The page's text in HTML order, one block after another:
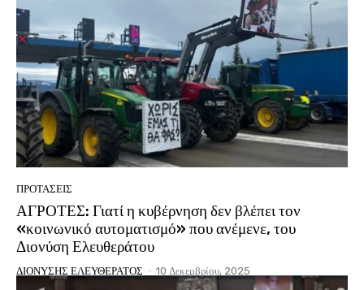
ΠΡΟΤΑΣΕΙΣ
ΑΓΡΟΤΕΣ: Γιατί η κυβέρνηση δεν βλέπει τον
«κοινωνικό αυτοματισμό» που ανέμενε, του
Διονύση Ελευθεράτου
ΔΙΟΝΥΣΗΣ ΕΛΕΥΘΕΡΑΤΟΣ - 10 Δεκεμβρίου, 2025